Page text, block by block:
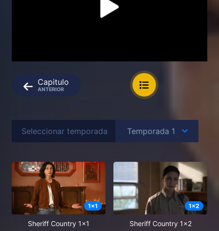
Capitulo
ANTERIOR
Seleccionar temporada
1x1
Sheriff Country 1x1
1x2
Sheriff Country 1x2